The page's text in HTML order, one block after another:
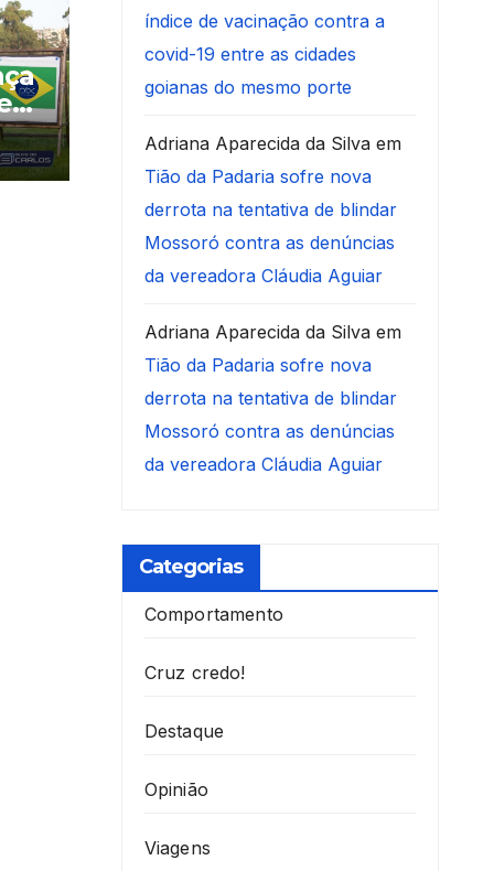
índice de vacinação contra a
covid-19 entre as cidades
goianas do mesmo porte
Adriana Aparecida da Silvaem
Tião da Padaria sofre nova
derrota na tentativa de blindar
Mossoró contra as denúncias
da vereadora Cláudia Aguiar
Adriana Aparecida da Silvaem
Tião da Padaria sofre nova
derrota na tentativa de blindar
Mossoró contra as denúncias
da vereadora Cláudia Aguiar
Categorias
Comportamento
Cruz credo!
Destaque
Opinião
Viagens